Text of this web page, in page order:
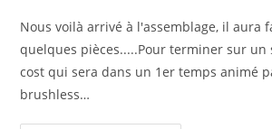
la
publication :
Nous voilà arrivé à l'assemblage, il aura
quelques pièces.....Pour terminer sur
cost qui sera dans un 1er temps animé
brushless…